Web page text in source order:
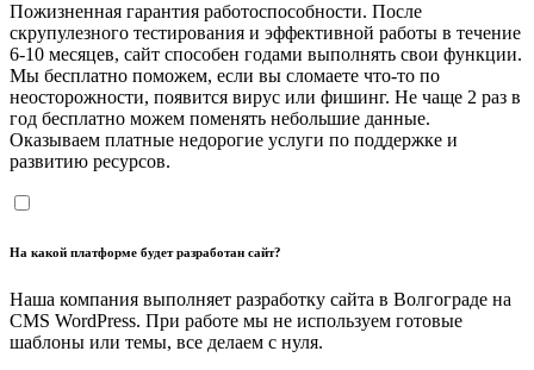
Пожизненная гарантия работоспособности. После
скрупулезного тестирования и эффективной работы в течение
6-10 месяцев, сайт способен годами выполнять свои функции.
Мы бесплатно поможем, если вы сломаете что-то по
неосторожности, появится вирус или фишинг. Не чаще 2 раз в
год бесплатно можем поменять небольшие данные.
Оказываем платные недорогие услуги по поддержке и
развитию ресурсов.
На какой платформе будет разработан сайт?
Наша компания выполняет разработку сайта в Волгограде на
CMS WordPress. При работе мы не используем готовые
шаблоны или темы, все делаем с нуля.